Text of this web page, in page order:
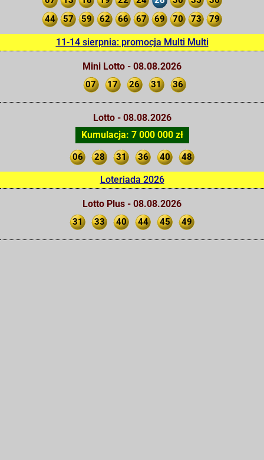
44
57 59 62 66 67 69 70 73 79
11-14 sierpnia: promocja Multi Multi
Mini Lotto - 08.08.2026
07 17 26 31 36
Lotto - 08.08.2026
Kumulacja: 7 000 000 zł
06 28 31 36 40 48
Loteriada 2026
Lotto Plus - 08.08.2026
31 33 40 44 45 49